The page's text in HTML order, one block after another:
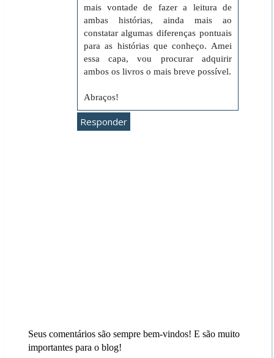
mais vontade de fazer a leitura de
ambas histórias, ainda mais ao
constatar algumas diferenças pontuais
para as histórias que conheço. Amei
essa capa, vou procurar adquirir
ambos os livros o mais breve possível.
Abraços!
Responder
Seus comentários são sempre bem-vindos! E são muito
importantes para o blog!